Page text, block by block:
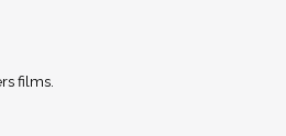
films.